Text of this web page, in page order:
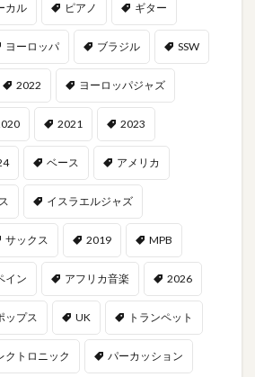
カル ピアノ ギター
ヨーロッパ ブラジル SSW
2022 ヨーロッパジャズ
2021 2023
ベース アメリカ
イスラエルジャズ
サックス 2019 MPB
イン アフリカ音楽 2026
ップス UK トランペット
クトロニック パーカッション